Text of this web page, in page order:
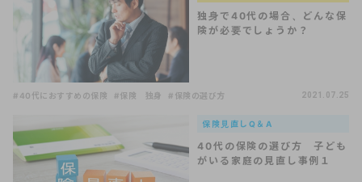
独身で40代の場合、どんな保
険が必要でしょうか？
#40代におすすめの保険 #保険 独身 #保険の選び方 2021.07.25
保険見直しQ＆A
40代の保険の選び方 子ども
がいる家庭の見直し事例１